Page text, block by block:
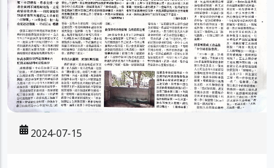
2024-07-15